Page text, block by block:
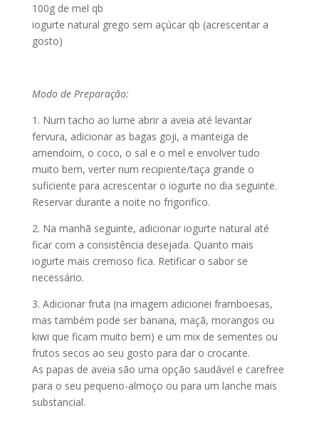
100g de mel qb
iogurte natural grego sem açúcar qb (acrescentar a
gosto)
Modo de Preparação:
1. Num tacho ao lume abrir a aveia até levantar
fervura, adicionar as bagas goji, a manteiga de
amendoim, o coco, o sal e o mel e envolver tudo
muito bem, verter num recipiente/taça grande o
suficiente para acrescentar o iogurte no dia seguinte.
Reservar durante a noite no frigorifico.
2. Na manhã seguinte, adicionar iogurte natural até
ficar com a consistência desejada. Quanto mais
iogurte mais cremoso fica. Retificar o sabor se
necessário.
3. Adicionar fruta (na imagem adicionei framboesas,
mas também pode ser banana, maçã, morangos ou
kiwi que ficam muito bem) e um mix de sementes ou
frutos secos ao seu gosto para dar o crocante.
As papas de aveia são uma opção saudável e carefree
para o seu pequeno-almoço ou para um lanche mais
substancial.